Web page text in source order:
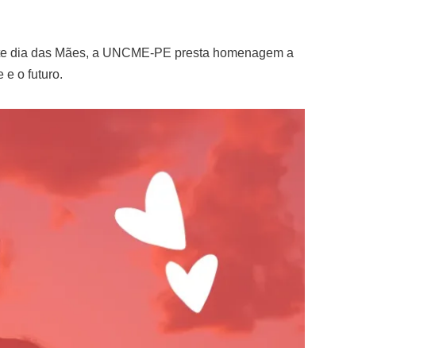
dia das Mães, a UNCME-PE presta homenagem a
e o futuro.